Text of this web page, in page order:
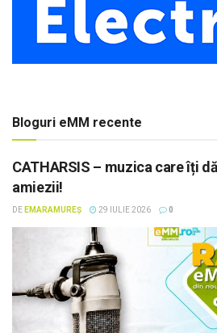
Bloguri eMM recente
CATHARSIS – muzica care îți
amiezii!
DE EMARAMUREȘ 29 IULIE 2026 0